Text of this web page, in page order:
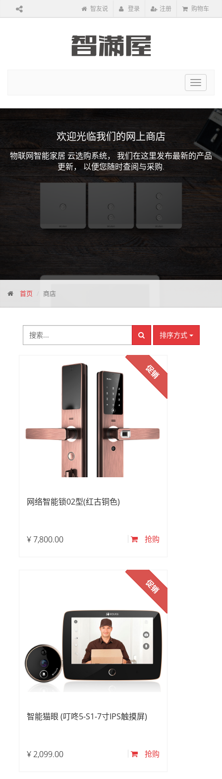
智友说 登录 注册 购物车
Toggle
欢迎光临我们的网上商店
物联网智能家居 云选购系统， 我们在这里发布最新的产品
更新， 以便您随时查阅与采购.
首页 商店
排序方式
促销
网络智能锁02型(红古铜色)
¥7,800.00 抢购
促销
智能猫眼 (叮咚5-S1-7寸IPS触摸屏)
¥ 2,099.00 抢购